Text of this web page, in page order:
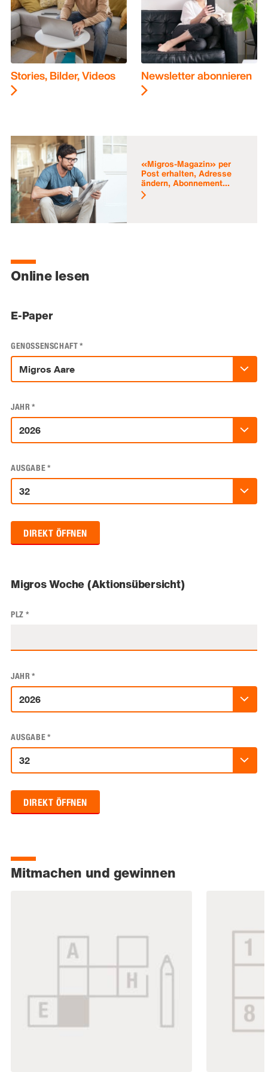
Stories, Bilder, Videos Newsletter abonnieren
«Migros-Magazin» per
Post erhalten, Adresse
ändern, Abonnement...
Online lesen
E-Paper
GENOSSENSCHAFT*
JAHR*
AUSGABE*
DIREKT ÖFFNEN
Migros Woche (Aktionsübersicht)
PLZ *
JAHR*
AUSGABE*
DIREKT ÖFFNEN
Mitmachen und gewinnen